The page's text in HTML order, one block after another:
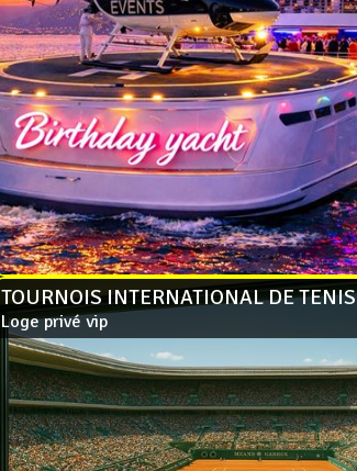
TOURNOIS INTERNATIONAL DE TENIS
Loge privé vip